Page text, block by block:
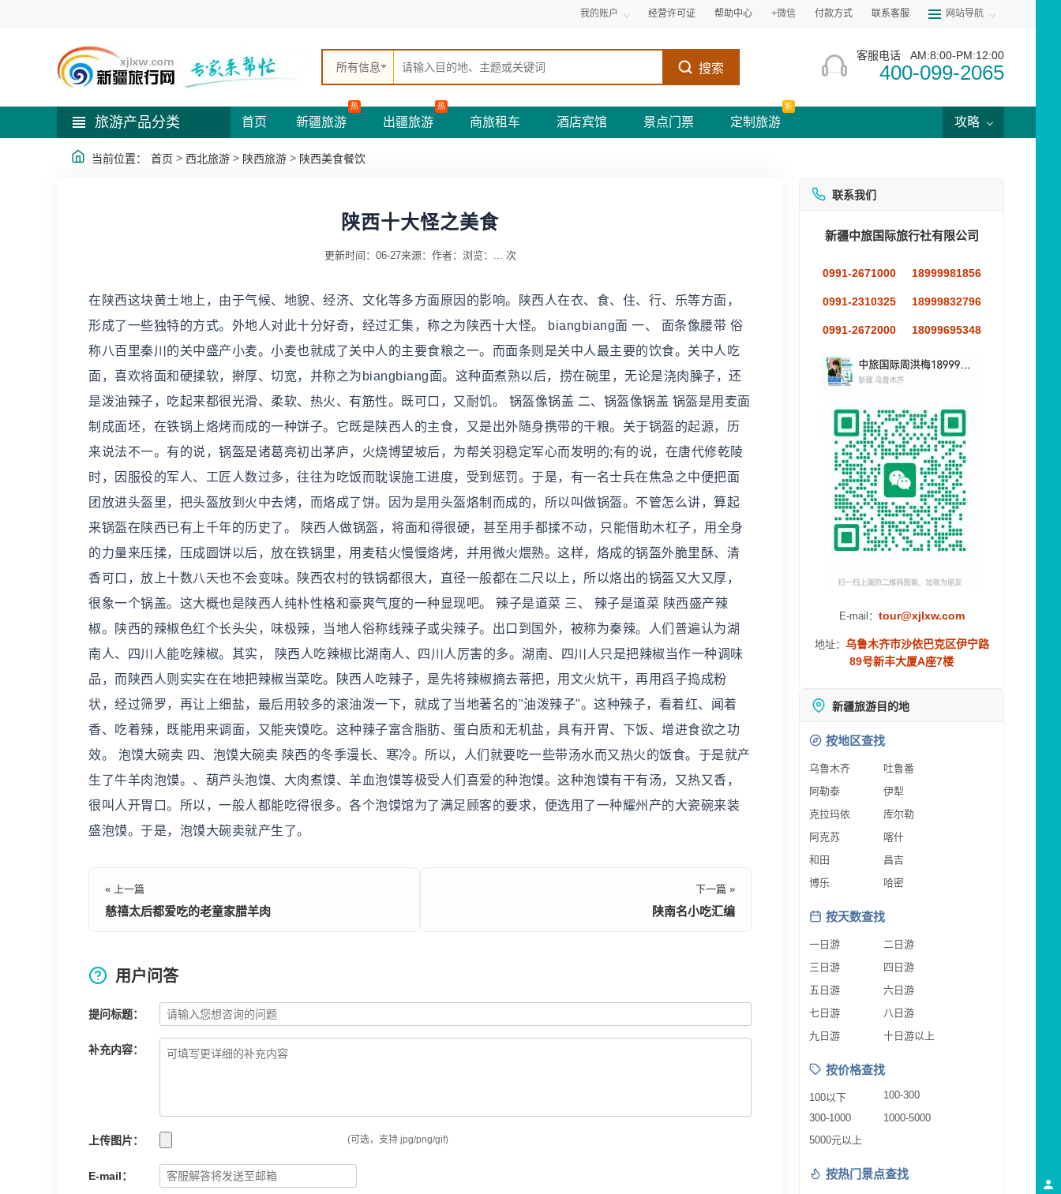
我的账户 经营许可证 帮助中心 +微信 付款方式 联系客服 网站导航
所有信息 搜索
客服电话 AM:8:00-PM:12:00
400-099-2065
旅游产品分类 首页 新疆旅游
热
出疆旅游
热
商旅租车 酒店宾馆 景点门票 定制旅游
新
攻略
当前位置： 首页 > 西北旅游 > 陕西旅游 > 陕西美食餐饮
陕西十大怪之美食
更新时间：06-27来源： 作者： 浏览： ... 次
在陕西这块黄土地上，由于气候、地貌、经济、文化等多方面原因的影响。陕西人在衣、食、住、行、乐等方面，
形成了一些独特的方式。外地人对此十分好奇，经过汇集，称之为陕西十大怪。 biangbiang面 一、 面条像腰带 俗
称八百里秦川的关中盛产小麦。小麦也就成了关中人的主要食粮之一。而面条则是关中人最主要的饮食。关中人吃
面，喜欢将面和硬揉软，擀厚、切宽，并称之为biangbiang面。这种面煮熟以后，捞在碗里，无论是浇肉臊子，还
是泼油辣子，吃起来都很光滑、柔软、热火、有筋性。既可口，又耐饥。 锅盔像锅盖 二、锅盔像锅盖 锅盔是用麦面
制成面坯，在铁锅上烙烤而成的一种饼子。它既是陕西人的主食，又是出外随身携带的干粮。关于锅盔的起源，历
来说法不一。有的说，锅盔是诸葛亮初出茅庐，火烧博望坡后，为帮关羽稳定军心而发明的;有的说，在唐代修乾陵
时，因服役的军人、工匠人数过多，往往为吃饭而耽误施工进度，受到惩罚。于是，有一名士兵在焦急之中便把面
团放进头盔里，把头盔放到火中去烤，而烙成了饼。因为是用头盔烙制而成的，所以叫做锅盔。不管怎么讲，算起
来锅盔在陕西已有上千年的历史了。 陕西人做锅盔，将面和得很硬，甚至用手都揉不动，只能借助木杠子，用全身
的力量来压揉，压成圆饼以后，放在铁锅里，用麦秸火慢慢烙烤，并用微火煨熟。这样，烙成的锅盔外脆里酥、清
香可口，放上十数八天也不会变味。陕西农村的铁锅都很大，直径一般都在二尺以上，所以烙出的锅盔又大又厚，
很象一个锅盖。这大概也是陕西人纯朴性格和豪爽气度的一种显现吧。 辣子是道菜 三、 辣子是道菜 陕西盛产辣
椒。陕西的辣椒色红个长头尖，味极辣，当地人俗称线辣子或尖辣子。出口到国外，被称为秦辣。人们普遍认为湖
南人、四川人能吃辣椒。其实， 陕西人吃辣椒比湖南人、四川人厉害的多。湖南、四川人只是把辣椒当作一种调味
品，而陕西人则实实在在地把辣椒当菜吃。陕西人吃辣子，是先将辣椒摘去蒂把，用文火炕干，再用舀子捣成粉
状，经过筛罗，再让上细盐，最后用较多的滚油泼一下，就成了当地著名的"油泼辣子"。这种辣子，看着红、闻着
香、吃着辣，既能用来调面，又能夹馍吃。这种辣子富含脂肪、蛋白质和无机盐，具有开胃、下饭、增进食欲之功
效。 泡馍大碗卖 四、泡馍大碗卖 陕西的冬季漫长、寒冷。所以，人们就要吃一些带汤水而又热火的饭食。于是就产
生了牛羊肉泡馍。、葫芦头泡馍、大肉煮馍、羊血泡馍等极受人们喜爱的种泡馍。这种泡馍有干有汤，又热又香，
很叫人开胃口。所以，一般人都能吃得很多。各个泡馍馆为了满足顾客的要求，便选用了一种耀州产的大瓷碗来装
盛泡馍。于是，泡馍大碗卖就产生了。
« 上一篇
慈禧太后都爱吃的老童家腊羊肉
下一篇 »
陕南名小吃汇编
用户问答
提问标题：
补充内容：
上传图片： (可选，支持 jpg/png/gif)
E-mail：
联系我们
新疆中旅国际旅行社有限公司
0991-2671000 18999981856
0991-2310325 18999832796
0991-2672000 18099695348
E-mail： tour@xjlxw.com
地址： 乌鲁木齐市沙依巴克区伊宁路
89号新丰大厦A座7楼
新疆旅游目的地
按地区查找
乌鲁木齐
吐鲁番
阿勒泰
伊犁
克拉玛依
库尔勒
阿克苏
喀什
和田
昌吉
博乐
哈密
按天数查找
一日游
二日游
三日游
四日游
五日游
六日游
七日游
八日游
九日游
十日游以上
按价格查找
100以下
100-300
300-1000
1000-5000
5000元以上
按热门景点查找